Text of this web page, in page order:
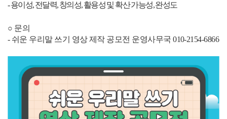
- 용이성,전달력,창의성,활용성 및 확산 가능성,완성도
○ 문의
- 쉬운 우리말 쓰기 영상 제작 공모전 운영사무국010-2154-6866